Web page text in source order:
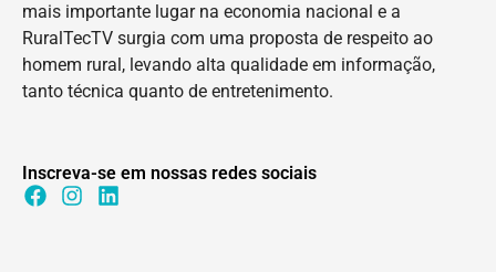
mais importante lugar na economia nacional e a
RuralTecTV surgia com uma proposta de respeito ao
homem rural, levando alta qualidade em informação,
tanto técnica quanto de entretenimento.
Inscreva-se em nossas redes sociais